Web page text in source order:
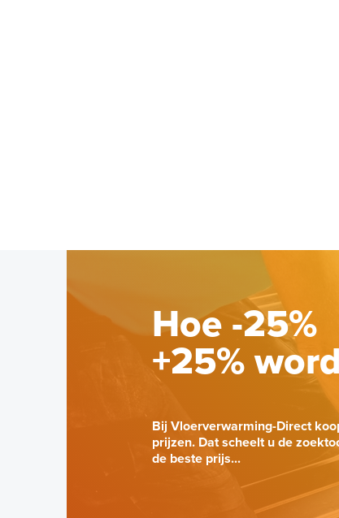
Hoe -25%
+25%
Bij Vloerverwarming-Direct
prijzen. Dat scheelt u de
de beste prijs...